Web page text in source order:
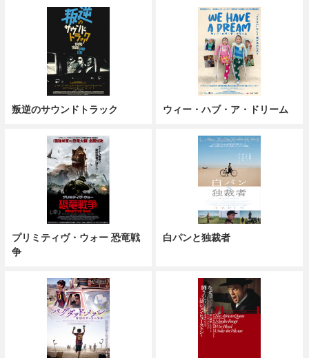
叛逆のサウンドトラック ウィー・ハブ・ア・ドリーム
プリミティヴ・ウォー 恐竜戦
争
白パンと独裁者